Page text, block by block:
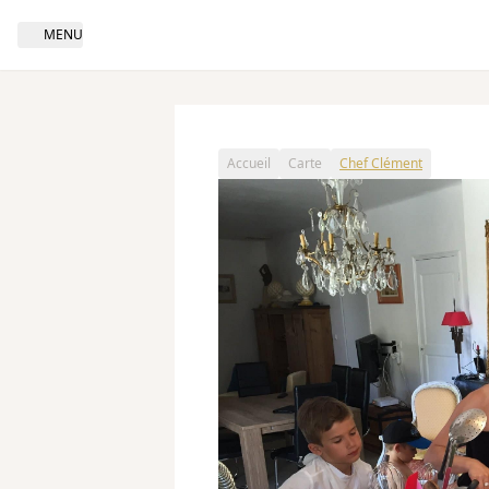
Open navigation
MENU
Accueil Carte Chef Clément